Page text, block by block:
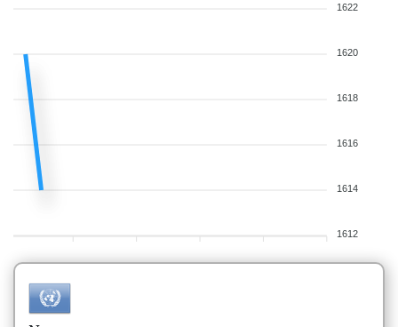
1622
1620
1618
1616
1614
1612